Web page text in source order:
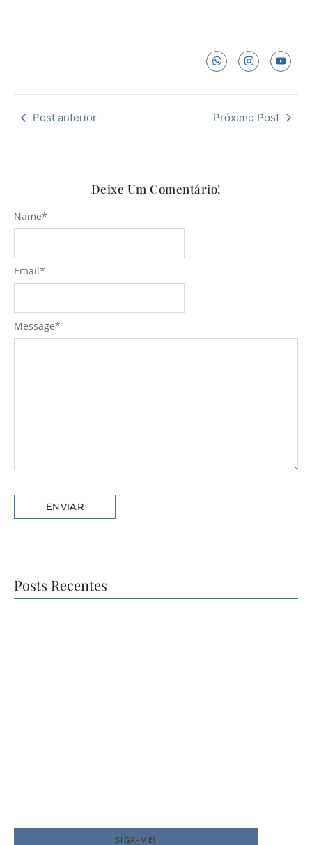
Post anterior Próximo Post
Deixe Um Comentário!
Message*
Name*
Email*
Posts Recentes
SIGA-ME!